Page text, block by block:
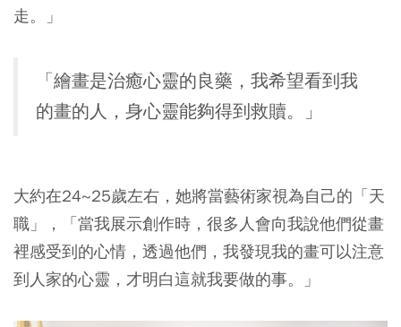
走。」
「繪畫是治癒心靈的良藥，我希望看到我
的畫的人，身心靈能夠得到救贖。」
大約在24~25歲左右，她將當藝術家視為自己的「天
職」，「當我展示創作時，很多人會向我說他們從畫
裡感受到的心情，透過他們，我發現我的畫可以注意
到人家的心靈，才明白這就我要做的事。」